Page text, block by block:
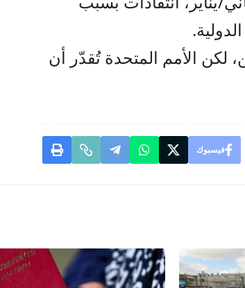
لكن الأمم المتحدة تُقدّر أن
فيسبوك